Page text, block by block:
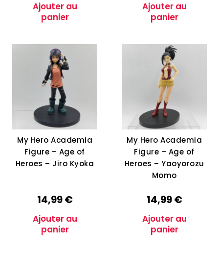
Ajouter au
panier
Ajouter au
panier
My Hero Academia
Figure – Age of
Heroes – Jiro Kyoka
14,99€
Ajouter au
panier
My Hero Academia
Figure – Age of
Heroes – Yaoyorozu
Momo
14,99€
Ajouter au
panier